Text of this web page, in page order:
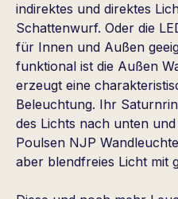
indirektes und direktes
Schattenwurf. Oder die
für Innen und Außen
funktional ist die Außen
erzeugt eine
Beleuchtung. Ihr
des Lichts nach unten
Poulsen NJP
aber blendfreies Licht mit